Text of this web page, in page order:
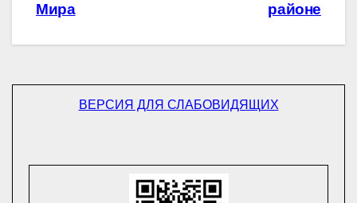
районе
Мира
ВЕРСИЯ ДЛЯ СЛАБОВИДЯЩИХ